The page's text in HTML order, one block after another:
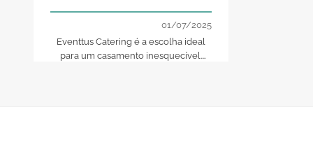
01/07/2025
Eventtus Catering é a escolha ideal
para um casamento inesquecível.